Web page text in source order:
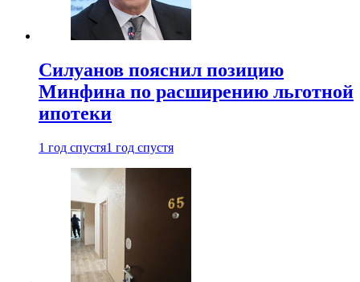
Силуанов пояснил позицию
Минфина по расширению льготной
ипотеки
1 год спустя1 год спустя